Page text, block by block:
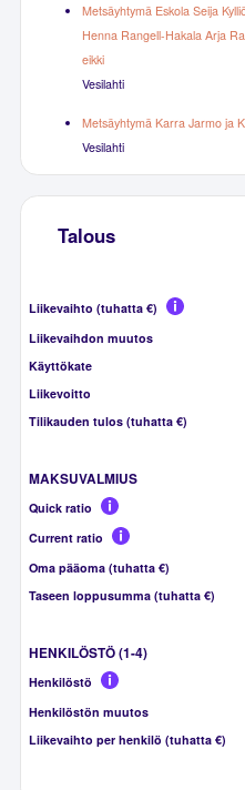
Metsäyhtymä Eskola Seija
Henna Rangell-Hakala Arja
eikki
Vesilahti
Metsäyhtymä Karra Jarmo ja
Vesilahti
Talous
Liikevaihto (tuhatta €)
Liikevaihdon muutos
Käyttökate
Liikevoitto
Tilikauden tulos (tuhatta €)
MAKSUVALMIUS
Quick ratio
Current ratio
Oma pääoma (tuhatta €)
Taseen loppusumma (tuhatta €)
HENKILÖSTÖ (1-4)
Henkilöstö
Henkilöstön muutos
Liikevaihto per henkilö (tuhatta €)